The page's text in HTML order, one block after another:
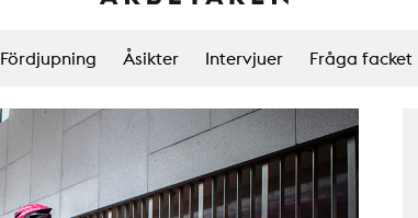
Fördjupning Åsikter Intervjuer Fråga facket